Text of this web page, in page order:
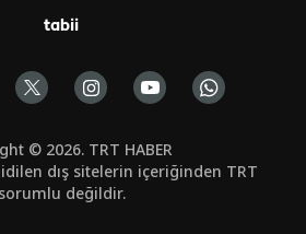
tabii
© 2026. TRT HABER
dış sitelerin içeriğinden TRT
sorumlu değildir.